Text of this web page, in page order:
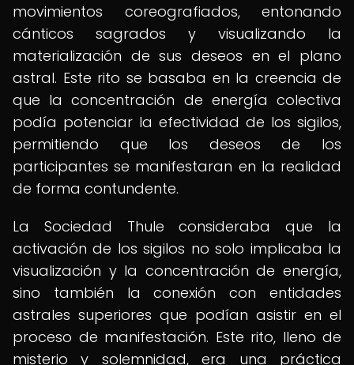
movimientos coreografiados, entonando
cánticos sagrados y visualizando la
materialización de sus deseos en el plano
astral. Este rito se basaba en la creencia de
que la concentración de energía colectiva
podía potenciar la efectividad de los sigilos,
permitiendo que los deseos de los
participantes se manifestaran en la realidad
de forma contundente.
La Sociedad Thule consideraba que la
activación de los sigilos no solo implicaba la
visualización y la concentración de energía,
sino también la conexión con entidades
astrales superiores que podían asistir en el
proceso de manifestación. Este rito, lleno de
misterio y solemnidad, era una práctica